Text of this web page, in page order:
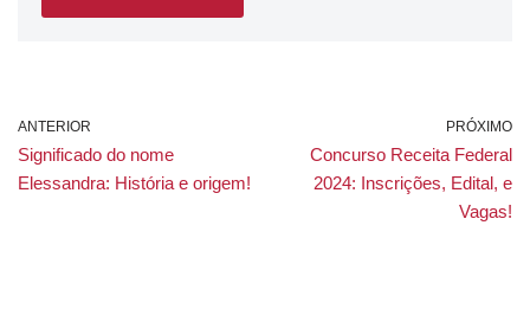
ANTERIOR
Significado do nome
Elessandra: História e origem!
PRÓXIMO
Concurso Receita Federal
2024: Inscrições, Edital, e
Vagas!